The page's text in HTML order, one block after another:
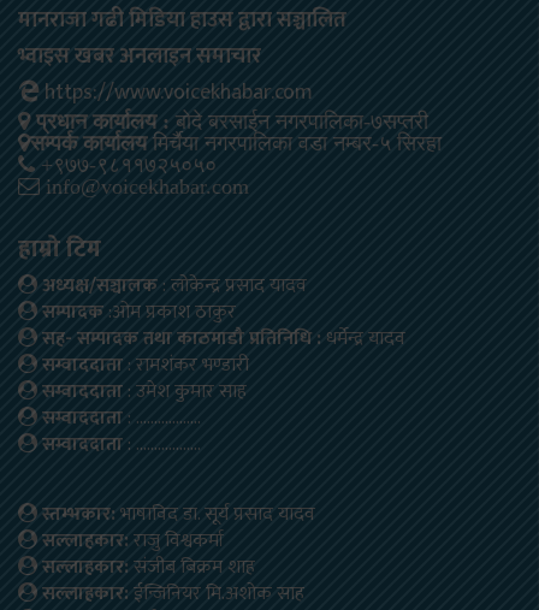
मानराजा गढी मिडिया हाउस द्वारा सञ्चालित
भ्वाइस खबर अनलाइन समाचार
https://www.voicekhabar.com
प्रधान कार्यालय : बोदे बरसाईन नगरपालिका-७सप्तरी
सम्पर्क कार्यालयमिर्चैया नगरपालिका वडा नम्बर-५ सिरहा
+९७७-९८११७२५०५०
info@voicekhabar.com
हाम्रो टिम
अध्यक्ष/सञ्चालक: लोकेन्द्र प्रसाद यादव
सम्पादक:ओम प्रकाश ठाकुर
सह- सम्पादक तथा काठमाडौ प्रतिनिधि : धर्मेन्द्र यादव
सम्वाददाता: रामशंकर भण्डारी
सम्वाददाता: उमेश कुमार साह
सम्वाददाता: ………………
सम्वाददाता: ………………
स्तम्भकार:भाषाविद डा. सूर्य प्रसाद यादव
सल्लाहकार:राजु विश्वकर्मा
सल्लाहकार:संजीब बिक्रम शाह
सल्लाहकार:ईन्जिनियर मि.अशोक साह